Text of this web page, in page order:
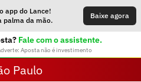
app do Lance!
palma da mão.
Baixe agora
Fale com o assistente.
Aposta não é investimento
Paulo